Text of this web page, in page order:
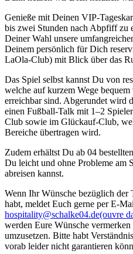
Genieße mit Deinen VIP-
bis zwei Stunden nach Abpfiff zu
Deiner Wahl unsere
Deinem persönlich für Dich
LaOla-Club) mit Blick über das
Das Spiel selbst kannst Du von
welche auf kurzem Wege
erreichbar sind. Abgerundet wird
einen Fußball-Talk mit 1–2
Club sowie im Glückauf-Club,
Bereiche übertragen wird.
Zudem erhältst Du ab 04
Du leicht und ohne Probleme am
abreisen kannst.
Wenn Ihr Wünsche bezüglich
habt, meldet Euch gerne per E-
hospitality@schalke04.de(ouvre
werden Eure Wünsche vermerken
umzusetzen. Bitte habt
vorab leider nicht garantieren